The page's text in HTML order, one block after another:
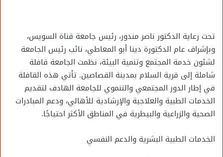
تحت رعاية الدكتور ناصر مندور، رئيس جامعة قناة السويس،
وبإشراف عام الدكتورة دينا أبو المعاطي، نائب رئيس الجامعة
لشئون خدمة المجتمع وتنمية البيئة، نظمت الجامعة قافلة
شاملة إلى قرية السلام بمدينة القصاصين. تأتي هذه القافلة
في إطار الدور المجتمعي والتنموي للجامعة الهادف لتقديم
الخدمات الطبية والعلاجية والإرشادية للأهالي، ودعم المبادرات
الصحية والزراعية والبيطرية في المناطق الأكثر احتياجًا.
الخدمات الطبية البشرية والدعم النفسي